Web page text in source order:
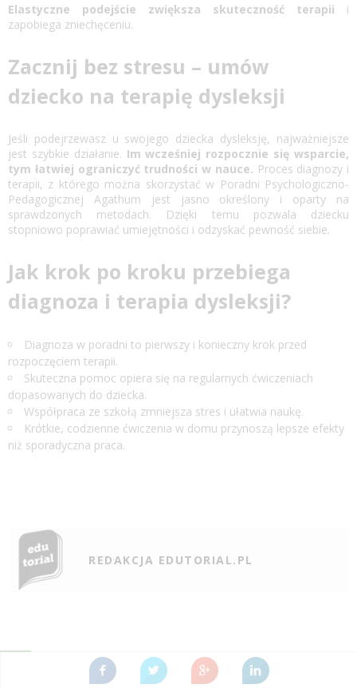
Elastyczne podejście zwiększa skuteczność terapii i
zapobiega zniechęceniu.
Zacznij bez stresu – umów
dziecko na terapię dysleksji
Jeśli podejrzewasz u swojego dziecka dysleksję, najważniejsze
jest szybkie działanie. Im wcześniej rozpocznie się wsparcie,
tym łatwiej ograniczyć trudności w nauce. Proces diagnozy i
terapii, z którego można skorzystać w Poradni Psychologiczno-
Pedagogicznej Agathum jest jasno określony i oparty na
sprawdzonych metodach. Dzięki temu pozwala dziecku
stopniowo poprawiać umiejętności i odzyskać pewność siebie.
Jak krok po kroku przebiega
diagnoza i terapia dysleksji?
Diagnoza w poradni to pierwszy i konieczny krok przed
rozpoczęciem terapii.
Skuteczna pomoc opiera się na regularnych ćwiczeniach
dopasowanych do dziecka.
Współpraca ze szkołą zmniejsza stres i ułatwia naukę.
Krótkie, codzienne ćwiczenia w domu przynoszą lepsze efekty
niż sporadyczna praca.
REDAKCJA EDUTORIAL.PL